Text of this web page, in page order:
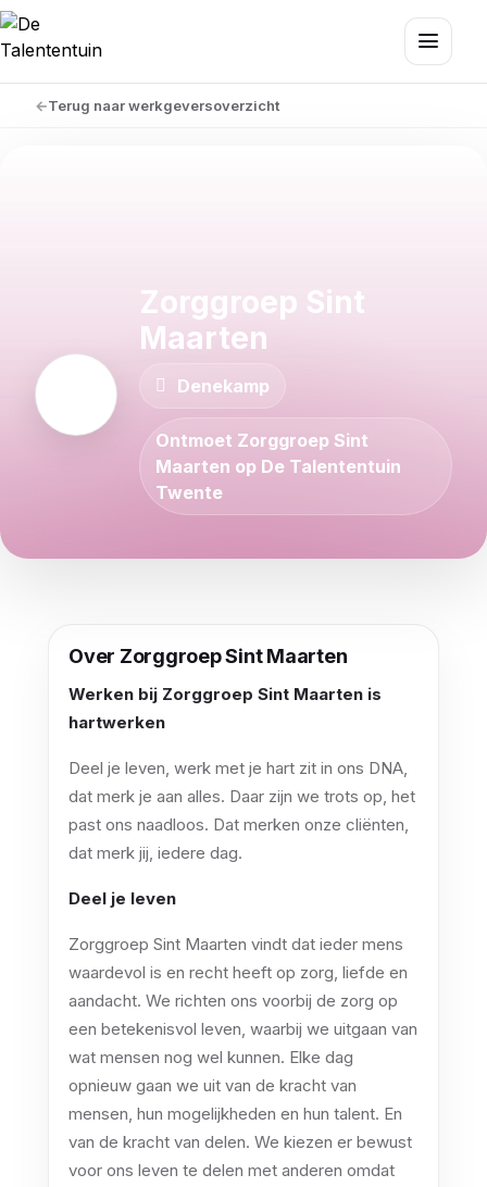
Terug naar werkgeversoverzicht
Zorggroep Sint
Maarten
Denekamp
Ontmoet Zorggroep Sint
Maarten op De Talententuin
Twente
Over Zorggroep Sint Maarten
Werken bij Zorggroep Sint Maarten is
hartwerken
Deel je leven, werk met je hart zit in ons DNA,
dat merk je aan alles. Daar zijn we trots op, het
past ons naadloos. Dat merken onze cliënten,
dat merk jij, iedere dag.
Deel je leven
Zorggroep Sint Maarten vindt dat ieder mens
waardevol is en recht heeft op zorg, liefde en
aandacht. We richten ons voorbij de zorg op
een betekenisvol leven, waarbij we uitgaan van
wat mensen nog wel kunnen. Elke dag
opnieuw gaan we uit van de kracht van
mensen, hun mogelijkheden en hun talent. En
van de kracht van delen. We kiezen er bewust
voor ons leven te delen met anderen omdat